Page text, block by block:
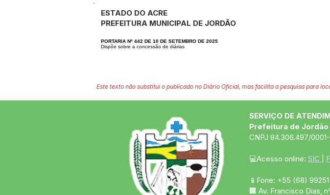
ESTADO DO ACRE
PREFEITURA MUNICIPAL DE JORDÃO
PORTARIA Nº 442 DE 10 DE SETEMBRO DE 2025
Dispõe sobre a concessão de diárias
Este texto não substitui o publicado no Diário Oficial, mas facilita a pesquisa para
SERVIÇO DE
Prefeitura de
CNPJ 84.306.497/
💻Acesso online: SIC
📱Fone: +55 (68)
🏢 Av. Francisco Dias,